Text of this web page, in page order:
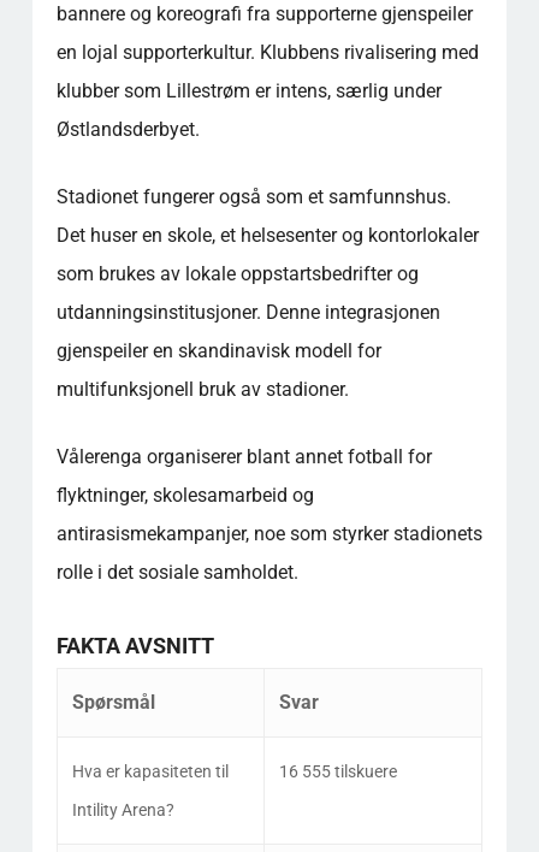
bannere og koreografi fra supporterne gjenspeiler
en lojal supporterkultur. Klubbens rivalisering med
klubber som Lillestrøm er intens, særlig under
Østlandsderbyet.
Stadionet fungerer også som et samfunnshus.
Det huser en skole, et helsesenter og kontorlokaler
som brukes av lokale oppstartsbedrifter og
utdanningsinstitusjoner. Denne integrasjonen
gjenspeiler en skandinavisk modell for
multifunksjonell bruk av stadioner.
Vålerenga organiserer blant annet fotball for
flyktninger, skolesamarbeid og
antirasismekampanjer, noe som styrker stadionets
rolle i det sosiale samholdet.
FAKTA AVSNITT
Spørsmål Svar
Hva er kapasiteten til
Intility Arena?
16 555 tilskuere